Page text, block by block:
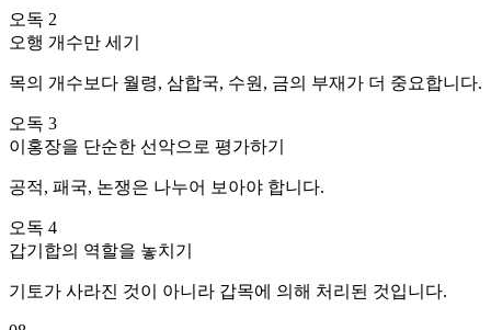
오독 2
오행 개수만 세기
목의 개수보다 월령, 삼합국, 수원, 금의 부재가 더 중요합니다.
오독 3
이홍장을 단순한 선악으로 평가하기
공적, 패국, 논쟁은 나누어 보아야 합니다.
오독 4
갑기합의 역할을 놓치기
기토가 사라진 것이 아니라 갑목에 의해 처리된 것입니다.